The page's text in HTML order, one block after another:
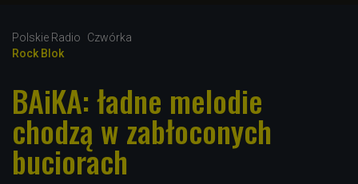
Polskie Radio
Czwórka
Rock Blok
BAiKA: ładne melodie
chodzą w zabłoconych
buciorach